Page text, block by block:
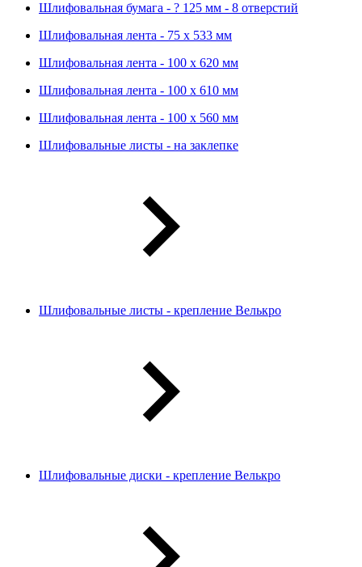
Шлифовальная бумага - ? 125 мм - 8 отверстий
Шлифовальная лента - 75 х 533 мм
Шлифовальная лента - 100 х 620 мм
Шлифовальная лента - 100 х 610 мм
Шлифовальная лента - 100 х 560 мм
Шлифовальные листы - на заклепке
Шлифовальные листы - крепление Велькро
Шлифовальные диски - крепление Велькро